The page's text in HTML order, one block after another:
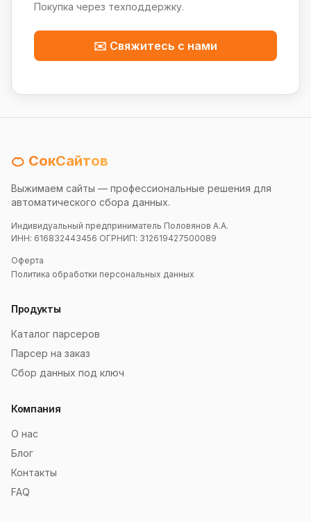
Покупка через техподдержку.
✉️ Свяжитесь с нами
🍊 СокСайтов
Выжимаем сайты — профессиональные решения для
автоматического сбора данных.
Индивидуальный предприниматель Половянов А.А.
ИНН: 616832443456 ОГРНИП: 312619427500089
Оферта
Политика обработки персональных данных
Продукты
Каталог парсеров
Парсер на заказ
Сбор данных под ключ
Компания
О нас
Блог
Контакты
FAQ